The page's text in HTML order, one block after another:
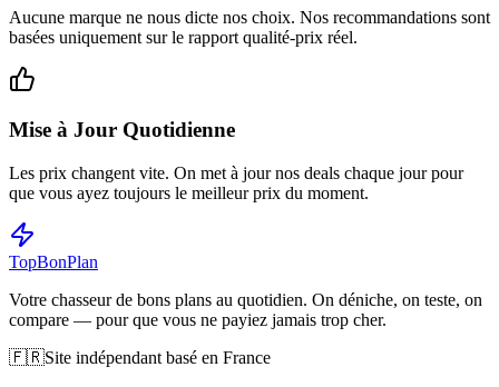
Aucune marque ne nous dicte nos choix. Nos recommandations sont
basées uniquement sur le rapport qualité-prix réel.
Mise à Jour Quotidienne
Les prix changent vite. On met à jour nos deals chaque jour pour
que vous ayez toujours le meilleur prix du moment.
TopBonPlan
Votre chasseur de bons plans au quotidien. On déniche, on teste, on
compare — pour que vous ne payiez jamais trop cher.
🇫🇷Site indépendant basé en France